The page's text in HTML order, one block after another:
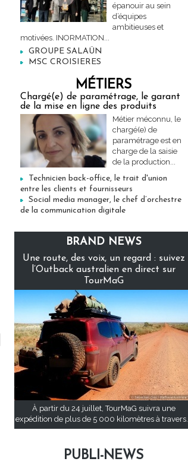
épanouir au sein
d’équipes
ambitieuses et
motivées. INORMATION...
GROUPE SALAÜN
MSC CROISIERES
MÉTIERS
Chargé(e) de paramétrage, le garant
de la mise en ligne des produits
Métier méconnu, le
chargé(e) de
paramétrage est en
charge de la saisie
de la production...
Technicien back-office, le trait d'union
entre les clients et fournisseurs
Social media manager, le chef d’orchestre
de la communication digitale
BRAND NEWS
Une route, des voix, un regard : suivez
l’Outback australien en direct sur
TourMaG
À partir du 24 juillet, TourMaG suivra une
expédition de plus de 5 000 kilomètres à travers...
PUBLI-NEWS